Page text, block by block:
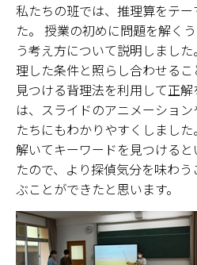
私たちの班では、推理算をテ
た。 授業の初めに問題を解く
う考え方について説明しまし
理した条件と照らし合わせる
見つける背理法を利用して正
は、スライドのアニメーショ
たちにもわかりやすくしまし
解いてキーワードを見つける
たので、より探偵気分を味わ
ぶことができたと思います。